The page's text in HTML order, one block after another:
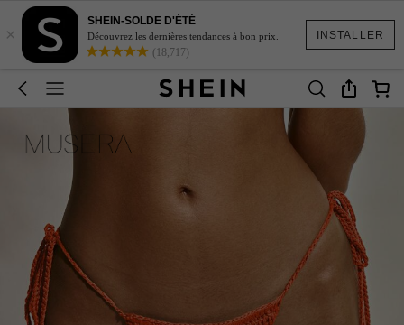
INSTALLER
×
SHEIN-SOLDE D'ÉTÉ
Découvrez les dernières tendances à bon prix.
(18,717)